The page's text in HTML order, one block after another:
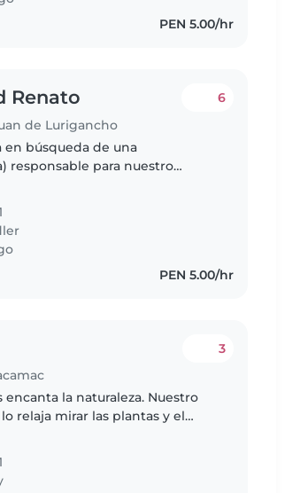
PEN 5.00/hr
Renato
de Lurigancho
6
en búsqueda de una
responsable para nuestro
PEN 5.00/hr
3
la naturaleza. Nuestro
relaja mirar las plantas y el